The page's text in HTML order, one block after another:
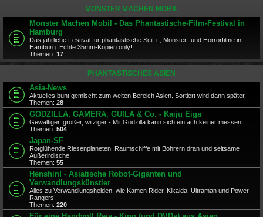
MONSTER MACHEN MOBIL
Monster Machen Mobil - Das Phantastische-Film-Festival in
Hamburg
Das jährliche Festival für phantastische SciFi-, Monster- und Horrorfilme in
Hamburg. Echte 35mm-Kopien only!
Themen: 17
PHANTASTISCHES ASIEN
Asia-News
Aktuelles bunt gemischt zum weiten Bereich Asien. Sortiert wird dann später.
Themen: 28
GODZILLA, GAMERA, GUILA & Co. - Kaiju Eiga
Gewaltiger, größer, witziger - Mit Godzilla kann sich einfach keiner messen.
Themen: 504
Japan-SF
Rotglühende Riesenplaneten, Raumschiffe mit Bohrern dran und seltsame
Außerirdische!
Themen: 55
Henshin! - Asiatische Robot-Giganten und
Verwandlungskünstler
Alles zu Verwandlungshelden, wie Kamen Rider, Kikaida, Ultraman und Power
Rangers.
Themen: 220